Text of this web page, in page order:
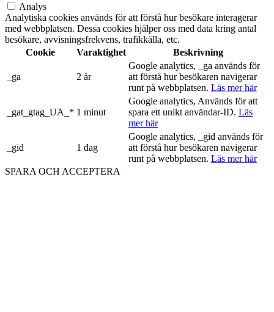
Analys
Analytiska cookies används för att förstå hur besökare interagerar
med webbplatsen. Dessa cookies hjälper oss med data kring antal
besökare, avvisningsfrekvens, trafikkälla, etc.
Cookie
Varaktighet Beskrivning
_ga 2 år
Google analytics, _ga används för
att förstå hur besökaren navigerar
runt på webbplatsen. Läs mer här
_gat_gtag_UA_* 1 minut
Google analytics, Används för att
spara ett unikt användar-ID. Läs
mer här
_gid 1 dag
Google analytics, _gid används för
att förstå hur besökaren navigerar
runt på webbplatsen. Läs mer här
SPARA OCH ACCEPTERA